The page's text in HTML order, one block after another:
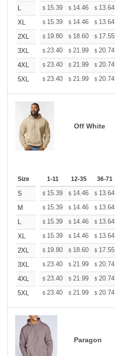
L $ 15.39 $ 14.46 $ 13.64
XL
$ 15.39 $ 14.46 $ 13.64
2XL
$ 19.80 $ 18.60 $ 17.55
3XL
$ 23.40 $ 21.99 $ 20.74
4XL
$ 23.40 $ 21.99 $ 20.74
5XL
$ 23.40 $ 21.99 $ 20.74
Off White
Size 1-11 12-35 36-71
S $ 15.39 $ 14.46 $ 13.64
M
$ 15.39 $ 14.46 $ 13.64
L
$ 15.39 $ 14.46 $ 13.64
XL
$ 15.39 $ 14.46 $ 13.64
2XL
$ 19.80 $ 18.60 $ 17.55
3XL
$ 23.40 $ 21.99 $ 20.74
4XL
$ 23.40 $ 21.99 $ 20.74
5XL
$ 23.40 $ 21.99 $ 20.74
Paragon